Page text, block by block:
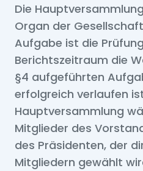
Die
Organ der
Aufgabe ist die
Berichtszeitraum die
§4 aufgeführten
erfolgreich verlaufen
Hauptversammlung
Mitglieder des
des Präsidenten, der
Mitgliedern gewählt